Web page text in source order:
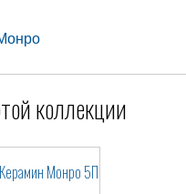
коллекции
Монро 5П